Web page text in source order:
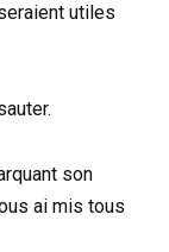
utiles
son
ai mis tous